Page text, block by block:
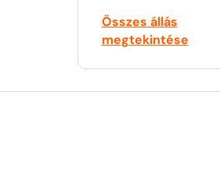
Összes állás
megtekintése